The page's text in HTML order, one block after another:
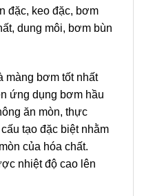
đặc, keo đặc, bơm
dung môi, bơm bùn
màng bơm tốt nhất
ứng dụng bơm hầu
ăn mòn, thực
tạo đặc biệt nhằm
của hóa chất.
nhiệt độ cao lên